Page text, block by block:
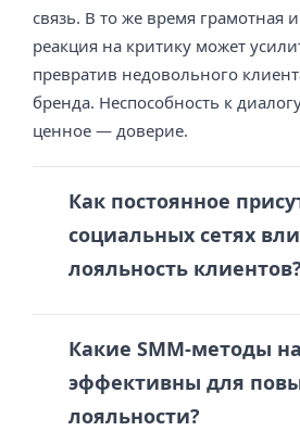
связь. В то же время грамотная
реакция на критику может
превратив недовольного
бренда. Неспособность к
ценное — доверие.
Как постоянное
социальных сетях
лояльность клиентов?
Какие SMM-методы
эффективны для
лояльности?